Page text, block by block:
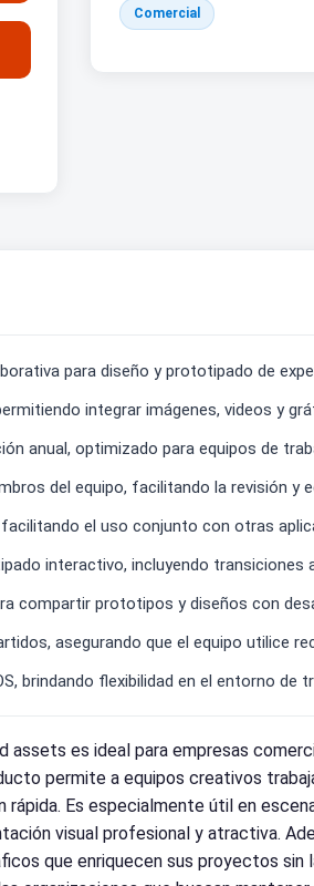
Comercial
para diseño y prototipado de
integrar imágenes, videos y
anual, optimizado para equipos de
del equipo, facilitando la revisión y
el uso conjunto con otras
interactivo, incluyendo
compartir prototipos y diseños con
asegurando que el equipo utilice
brindando flexibilidad en el entorno de
es ideal para empresas
permite a equipos creativos
Es especialmente útil en
visual profesional y atractiva.
que enriquecen sus proyectos